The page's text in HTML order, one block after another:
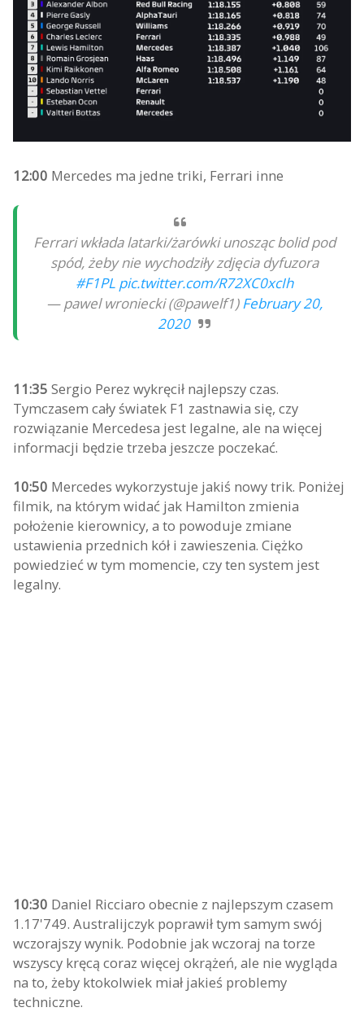
12:00 Mercedes ma jedne triki, Ferrari inne
Ferrari wkłada latarki/żarówki unosząc bolid pod
spód, żeby nie wychodziły zdjęcia dyfuzora
#F1PL pic.twitter.com/R72XC0xcIh
— pawel wroniecki (@pawelf1)February 20,
2020
11:35 Sergio Perez wykręcił najlepszy czas.
Tymczasem cały światek F1 zastnawia się, czy
rozwiązanie Mercedesa jest legalne, ale na więcej
informacji będzie trzeba jeszcze poczekać.
10:50 Mercedes wykorzystuje jakiś nowy trik. Poniżej
filmik, na którym widać jak Hamilton zmienia
położenie kierownicy, a to powoduje zmiane
ustawienia przednich kół i zawieszenia. Ciężko
powiedzieć w tym momencie, czy ten system jest
legalny.
10:30 Daniel Ricciaro obecnie z najlepszym czasem
1.17'749. Australijczyk poprawił tym samym swój
wczorajszy wynik. Podobnie jak wczoraj na torze
wszyscy kręcą coraz więcej okrążeń, ale nie wygląda
na to, żeby ktokolwiek miał jakieś problemy
techniczne.